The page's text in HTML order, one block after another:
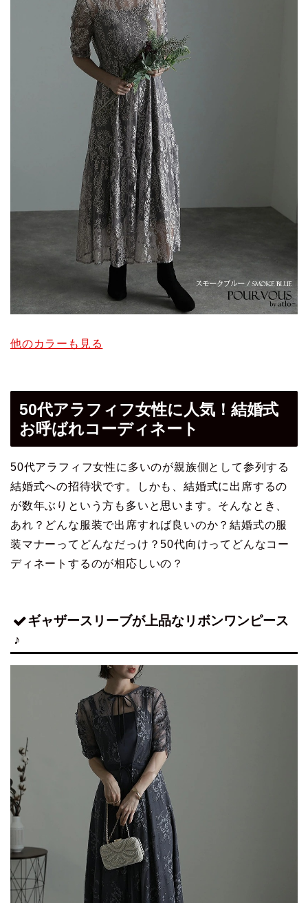
他のカラーも見る
50代アラフィフ女性に人気！結婚式
お呼ばれコーディネート
50代アラフィフ女性に多いのが親族側として参列する
結婚式への招待状です。しかも、結婚式に出席するの
が数年ぶりという方も多いと思います。そんなとき、
あれ？どんな服装で出席すれば良いのか？結婚式の服
装マナーってどんなだっけ？50代向けってどんなコー
ディネートするのが相応しいの？
ギャザースリーブが上品なリボンワンピース
♪